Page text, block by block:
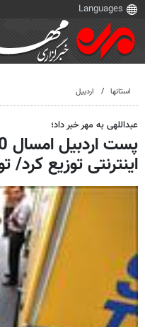
استانها اردبیل
عبداللهی به مهر خبر داد؛
اینترنتی توزیع